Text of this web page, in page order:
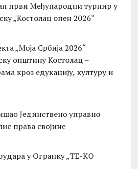
први Међународни турнир у
„Костолац опен 2026“
„Моја Србија 2026“
општину Костолац –
кроз едукацију, културу и
Јединствено управно
права својине
у Огранку „ТЕ-KО